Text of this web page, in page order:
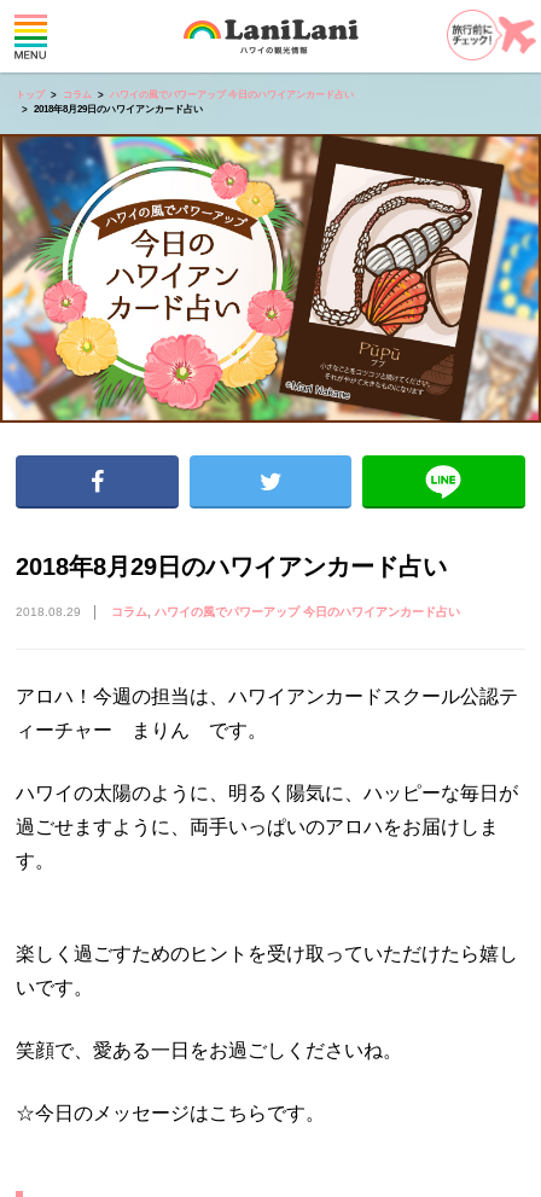
トップ コラム
ハワイの風でパワーアップ 今日のハワイアンカード占い
2018年8月29日のハワイアンカード占い
2018年8月29日のハワイアンカード占い
2018.08.29 コラム ハワイの風でパワーアップ 今日のハワイアンカード占い
アロハ！今週の担当は、ハワイアンカードスクール公認テ
ィーチャー まりん です。
ハワイの太陽のように、明るく陽気に、ハッピーな毎日が
過ごせますように、両手いっぱいのアロハをお届けしま
す。
楽しく過ごすためのヒントを受け取っていただけたら嬉し
いです。
笑顔で、愛ある一日をお過ごしくださいね。
☆今日のメッセージはこちらです。